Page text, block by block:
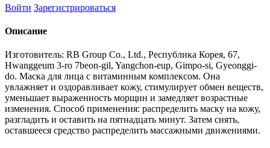
Войти Зарегистрироваться
Описание
Изготовитель: RB Group Co., Ltd., Республика Корея, 67,
Hwanggeum 3-ro 7beon-gil, Yangchon-eup, Gimpo-si, Gyeonggi-
do. Маска для лица с витаминным комплексом. Она
увлажняет и оздоравливает кожу, стимулирует обмен веществ,
уменьшает выраженность морщин и замедляет возрастные
изменения. Способ применения: распределить маску на кожу,
разгладить и оставить на пятнадцать минут. Затем снять,
оставшееся средство распределить массажными движениями.